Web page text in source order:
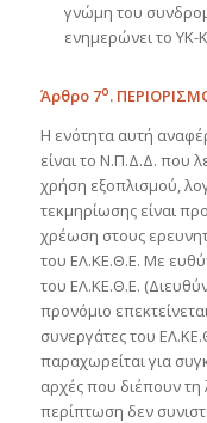
γνώμη του
ενημερώνει το ΥΚ-
Άρθρο 7ο.
Η ενότητα αυτή
είναι το Ν.Π.Δ.Δ. που
χρήση εξοπλισμού,
τεκμηρίωσης είναι
χρέωση στους
του ΕΛ.ΚΕ.Θ.Ε. Με
του ΕΛ.ΚΕ.Θ.Ε.
προνόμιο
συνεργάτες του
παραχωρείται για
αρχές που διέπουν τη
περίπτωση δεν